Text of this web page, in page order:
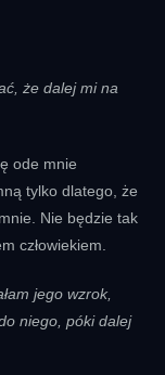
że dalej mi na
ode mnie
tylko dlatego, że
Nie będzie tak
człowiekiem.
jego wzrok,
niego, póki dalej